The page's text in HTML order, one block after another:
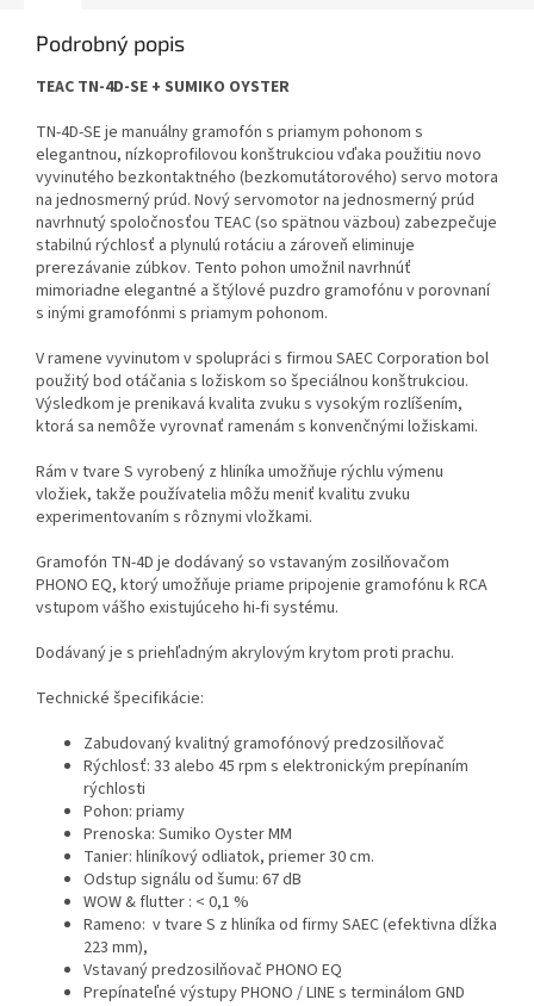
Podrobný popis
TEAC TN-4D-SE + SUMIKO OYSTER
TN-4D-SE je manuálny gramofón s priamym pohonom s
elegantnou, nízkoprofilovou konštrukciou vďaka použitiu novo
vyvinutého bezkontaktného (bezkomutátorového) servo motora
na jednosmerný prúd. Nový servomotor na jednosmerný prúd
navrhnutý spoločnosťou TEAC (so spätnou väzbou) zabezpečuje
stabilnú rýchlosť a plynulú rotáciu a zároveň eliminuje
prerezávanie zúbkov. Tento pohon umožnil navrhnúť
mimoriadne elegantné a štýlové puzdro gramofónu v porovnaní
s inými gramofónmi s priamym pohonom.
V ramene vyvinutom v spolupráci s firmou SAEC Corporation bol
použitý bod otáčania s ložiskom so špeciálnou konštrukciou.
Výsledkom je prenikavá kvalita zvuku s vysokým rozlíšením,
ktorá sa nemôže vyrovnať ramenám s konvenčnými ložiskami.
Rám v tvare S vyrobený z hliníka umožňuje rýchlu výmenu
vložiek, takže používatelia môžu meniť kvalitu zvuku
experimentovaním s rôznymi vložkami.
Gramofón TN-4D je dodávaný so vstavaným zosilňovačom
PHONO EQ, ktorý umožňuje priame pripojenie gramofónu k RCA
vstupom vášho existujúceho hi-fi systému.
Dodávaný je s priehľadným akrylovým krytom proti prachu.
Technické špecifikácie:
Zabudovaný kvalitný gramofónový predzosilňovač
Rýchlosť: 33 alebo 45 rpm s elektronickým prepínaním
rýchlosti
Pohon: priamy
Prenoska: Sumiko Oyster MM
Tanier: hliníkový odliatok, priemer 30 cm.
Odstup signálu od šumu: 67 dB
WOW & flutter : < 0,1 %
Rameno: v tvare S z hliníka od firmy SAEC(efektivna dĺžka
223 mm),
Vstavaný predzosilňovač PHONO EQ
Prepínateľné výstupy PHONO / LINE s terminálom GND